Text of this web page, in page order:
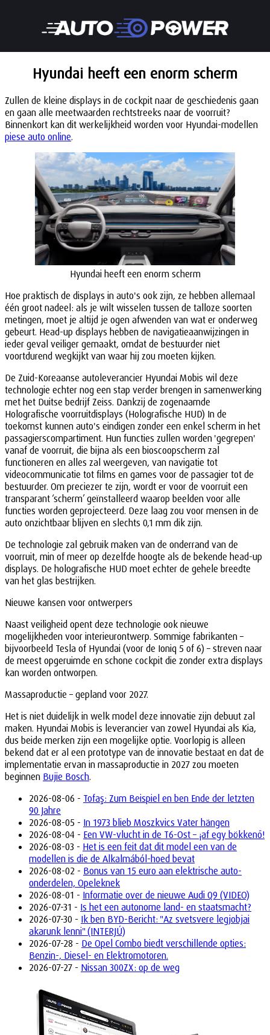
Hyundai heeft een enorm scherm
Zullen de kleine displays in de cockpit naar de geschiedenis gaan
en gaan alle meetwaarden rechtstreeks naar de voorruit?
Binnenkort kan dit werkelijkheid worden voor Hyundai-modellen
piese auto online.
Hyundai heeft een enorm scherm
Hoe praktisch de displays in auto's ook zijn, ze hebben allemaal
één groot nadeel: als je wilt wisselen tussen de talloze soorten
metingen, moet je altijd je ogen afwenden van wat er onderweg
gebeurt. Head-up displays hebben de navigatieaanwijzingen in
ieder geval veiliger gemaakt, omdat de bestuurder niet
voortdurend wegkijkt van waar hij zou moeten kijken.
De Zuid-Koreaanse autoleverancier Hyundai Mobis wil deze
technologie echter nog een stap verder brengen in samenwerking
met het Duitse bedrijf Zeiss. Dankzij de zogenaamde
Holografische voorruitdisplays (Holografische HUD) In de
toekomst kunnen auto's eindigen zonder een enkel scherm in het
passagierscompartiment. Hun functies zullen worden 'gegrepen'
vanaf de voorruit, die bijna als een bioscoopscherm zal
functioneren en alles zal weergeven, van navigatie tot
videocommunicatie tot films en games voor de passagier tot de
bestuurder. Om preciezer te zijn, wordt er voor de voorruit een
transparant ‘scherm’ geïnstalleerd waarop beelden voor alle
functies worden geprojecteerd. Deze laag zou voor mensen in de
auto onzichtbaar blijven en slechts 0,1 mm dik zijn.
De technologie zal gebruik maken van de onderrand van de
voorruit, min of meer op dezelfde hoogte als de bekende head-up
displays. De holografische HUD moet echter de gehele breedte
van het glas bestrijken.
Nieuwe kansen voor ontwerpers
Naast veiligheid opent deze technologie ook nieuwe
mogelijkheden voor interieurontwerp. Sommige fabrikanten –
bijvoorbeeld Tesla of Hyundai (voor de Ioniq 5 of 6) – streven naar
de meest opgeruimde en schone cockpit die zonder extra displays
kan worden ontworpen.
Massaproductie – gepland voor 2027.
Het is niet duidelijk in welk model deze innovatie zijn debuut zal
maken. Hyundai Mobis is leverancier van zowel Hyundai als Kia,
dus beide merken zijn een mogelijke optie. Voorlopig is alleen
bekend dat er al een prototype van de innovatie bestaat en dat de
implementatie ervan in massaproductie in 2027 zou moeten
beginnen Bujie Bosch.
2026-08-06 - Tofaş: Zum Beispiel en ben Ende der letzten
90 Jahre
2026-08-05 - In 1973 blieb Moszkvics Vater hängen
2026-08-04 - Een VW-vlucht in de T6-Ost – ¡af egy bökkenő!
2026-08-03 - Het is een feit dat dit model een van de
modellen is die de Alkalmából-hoed bevat
2026-08-02 - Bonus van 15 euro aan elektrische auto-
onderdelen, Opeleknek
2026-08-01 - Informatie over de nieuwe Audi Q9 (VIDEO)
2026-07-31 - Is het een autonome land- en staatsmacht?
2026-07-30 - Ik ben BYD-Bericht: "Az svetsvere legjobjai
akarunk lenni" (INTERJÚ)
2026-07-28 - De Opel Combo biedt verschillende opties:
Benzin-, Diesel- en Elektromotoren.
2026-07-27 - Nissan 300ZX: op de weg